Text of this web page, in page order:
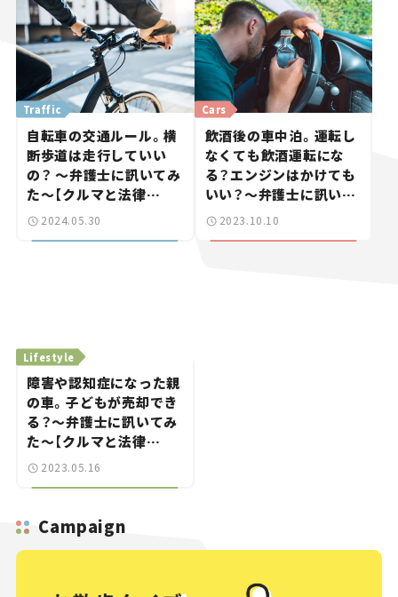
Traffic
自転車の交通ルール。横
断歩道は走行していい
の？ ～弁護士に訊いてみ
た～【クルマと法律
vol.10】
2024.05.30
Cars
飲酒後の車中泊。運転し
なくても飲酒運転にな
る？エンジンはかけても
いい？～弁護士に訊いて
みた～【クルマと法律
2023.10.10
Lifestyle
障害や認知症になった親
の車。子どもが売却でき
る？～弁護士に訊いてみ
た～【クルマと法律
vol.08】
2023.05.16
Campaign